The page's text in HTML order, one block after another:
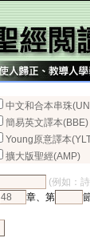
中文和合本串珠
簡易英文譯本(BBE)
Young原意譯本
擴大版聖經(AMP)
(例如：
章、第